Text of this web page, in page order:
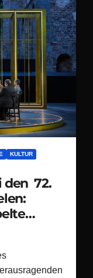
KULTUR
den 72.